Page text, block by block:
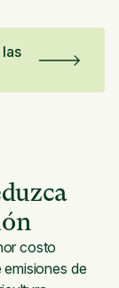
costo
de